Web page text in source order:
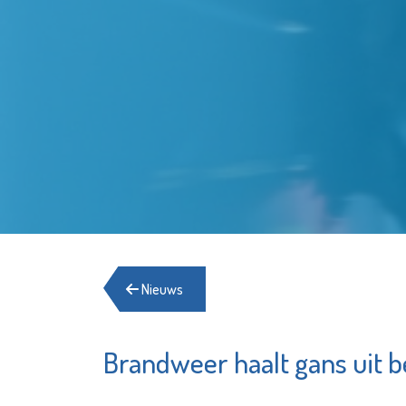
Nieuws
Brandweer haalt gans uit
Fonds Schiedam